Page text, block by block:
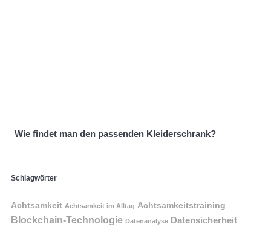
Wie findet man den passenden Kleiderschrank?
Schlagwörter
Achtsamkeit Achtsamkeit im Alltag Achtsamkeitstraining
Blockchain-Technologie Datenanalyse Datensicherheit